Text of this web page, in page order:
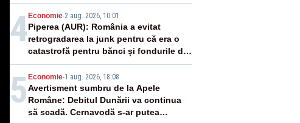
4Economie-2 aug. 2026, 10:01
Piperea (AUR): România a evitat
retrogradarea la junk pentru că era o
catastrofă pentru bănci și fondurile de
pensii
5 Economie-1 aug. 2026, 18:08
Avertisment sumbru de la Apele
Române: Debitul Dunării va continua
să scadă. Cernavodă s-ar putea